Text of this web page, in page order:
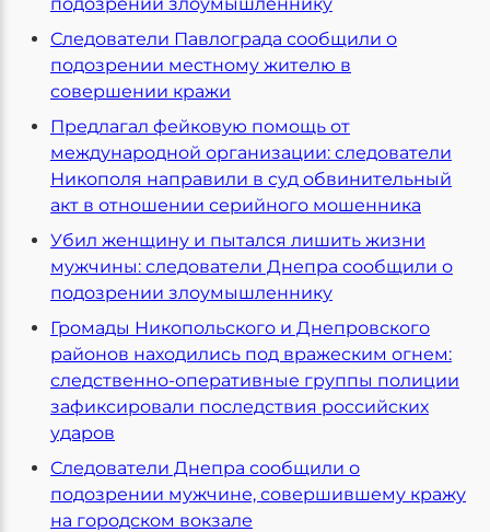
Следователи Павлограда сообщили о
подозрении местному жителю в
совершении кражи
Предлагал фейковую помощь от
международной организации: следователи
Никополя направили в суд обвинительный
акт в отношении серийного мошенника
Убил женщину и пытался лишить жизни
мужчины: следователи Днепра сообщили о
подозрении злоумышленнику
Громады Никопольского и Днепровского
районов находились под вражеским огнем:
следственно-оперативные группы полиции
зафиксировали последствия российских
ударов
Следователи Днепра сообщили о
подозрении мужчине, совершившему кражу
на городском вокзале